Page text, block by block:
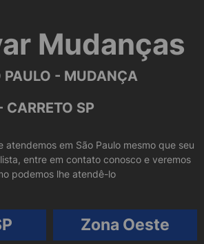
Mudanças
PAULO - MUDANÇA
CARRETO SP
atendemos em São Paulo mesmo que seu
entre em contato conosco e veremos
podemos lhe atendê-lo
Zona Oeste